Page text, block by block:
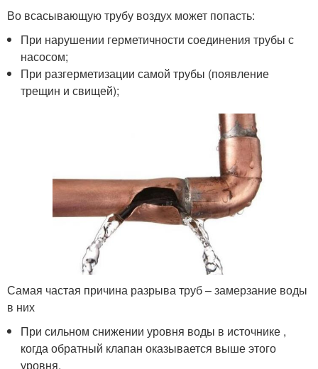
Во всасывающую трубу воздух может попасть:
При нарушении герметичности соединения трубы с
насосом;
При разгерметизации самой трубы (появление
трещин и свищей);
Самая частая причина разрыва труб – замерзание воды
в них
При сильном снижении уровня воды в источнике ,
когда обратный клапан оказывается выше этого
уровня.